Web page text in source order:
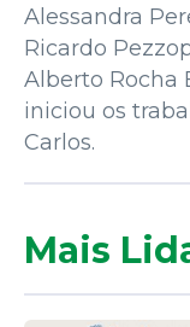
Alessandra
Ricardo
Alberto Rocha
iniciou os
Carlos.
Mais